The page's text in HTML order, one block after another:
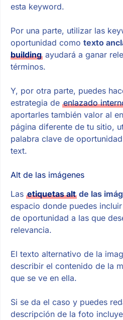
esta keyword.
Por una parte, utilizar las
oportunidad como texto
buildingayudará a ganar
términos.
Y, por otra parte, puedes
estrategia de enlazado
aportarles también valor al
página diferente de tu sitio,
palabra clave de
text.
Alt de las imágenes
Las etiquetas altde las
espacio donde puedes
de oportunidad a las que
relevancia.
El texto alternativo de la
describir el contenido de la
que se ve en ella.
Si se da el caso y puedes
descripción de la foto